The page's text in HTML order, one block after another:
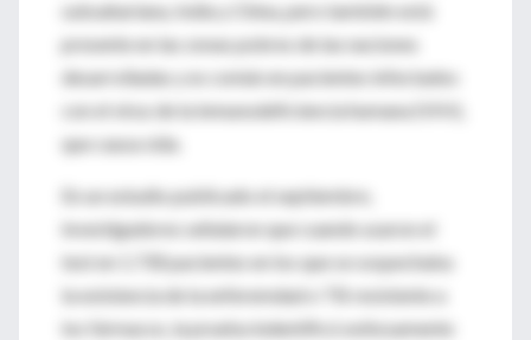
subsahariana, India y China, pero también está
presente en las zonas pobres de las naciones
desarrolladas y es común en pacientes infectados
con el virus de la inmunodeficiencia humana (VIH),
que causa sida.
En un estudio publicado el septiembre,
investigadores señalaron que cuando usaron el
test en 1.730 pacientes en los que se sospechaba
la existencia de la enferemdad o TB resistente a
los fármacos, la prueba indentificó exitosamente